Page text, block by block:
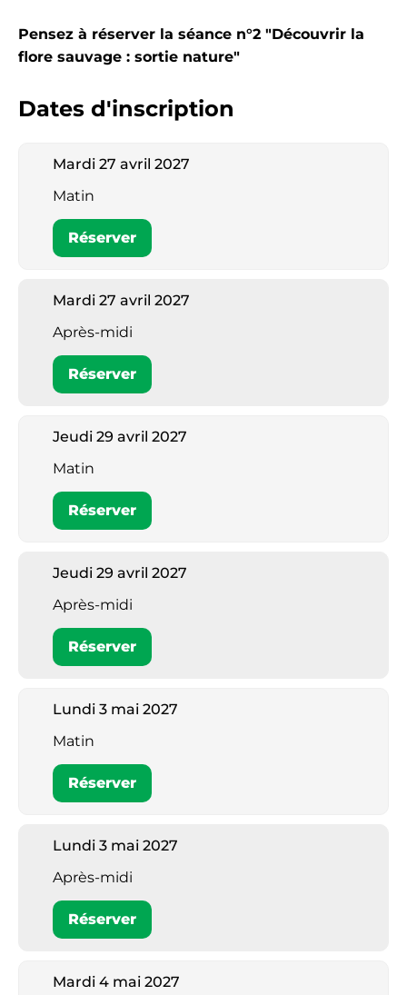
Pensez à réserver la séance n°2 "Découvrir la
flore sauvage : sortie nature"
Dates d'inscription
Mardi 27 avril 2027
Matin
Réserver
Mardi 27 avril 2027
Après-midi
Réserver
Jeudi 29 avril 2027
Matin
Réserver
Jeudi 29 avril 2027
Après-midi
Réserver
Lundi 3 mai 2027
Matin
Réserver
Lundi 3 mai 2027
Après-midi
Réserver
Mardi 4 mai 2027